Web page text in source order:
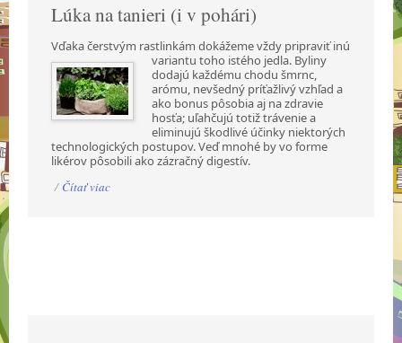
Lúka na tanieri (i v pohári)
Vďaka čerstvým rastlinkám dokážeme vždy pripraviť inú
variantu toho istého jedla. Byliny
dodajú každému chodu šmrnc,
arómu, nevšedný príťažlivý vzhľad a
ako bonus pôsobia aj na zdravie
hosťa; uľahčujú totiž trávenie a
eliminujú škodlivé účinky niektorých
technologických postupov. Veď mnohé by vo forme
likérov pôsobili ako zázračný digestív.
/ Čítať viac